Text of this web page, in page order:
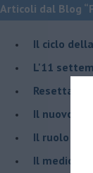
Articoli dal Blog
Il ciclo
L'11
Resettare
​Il nuovo
Il ruolo
Il